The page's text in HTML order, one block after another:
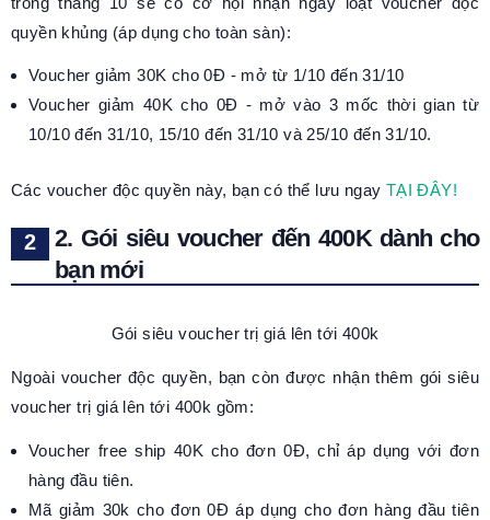
quyền khủng (áp dụng cho toàn sàn):
Voucher giảm 30K cho 0Đ - mở từ 1/10 đến 31/10
Voucher giảm 40K cho 0Đ - mở vào 3 mốc thời gian từ
10/10 đến 31/10, 15/10 đến 31/10 và 25/10 đến 31/10.
Các voucher độc quyền này, bạn có thể lưu ngay TẠI ĐÂY!
2. Gói siêu voucher đến 400K dành cho
bạn mới
Gói siêu voucher trị giá lên tới 400k
Ngoài voucher độc quyền, bạn còn được nhận thêm gói siêu
voucher trị giá lên tới 400k gồm:
Voucher free ship 40K cho đơn 0Đ, chỉ áp dụng với đơn
hàng đầu tiên.
Mã giảm 30k cho đơn 0Đ áp dụng cho đơn hàng đầu tiên